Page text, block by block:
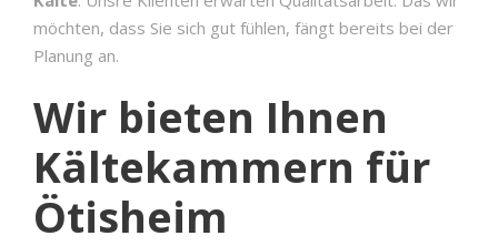
möchten, dass Sie sich gut fühlen, fängt bereits bei der
Planung an.
Wir bieten Ihnen
Kältekammern für
Ötisheim